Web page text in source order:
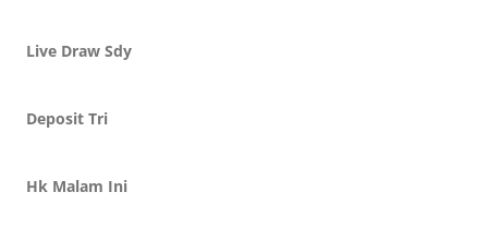
Live Draw Sdy
Deposit Tri
Hk Malam Ini